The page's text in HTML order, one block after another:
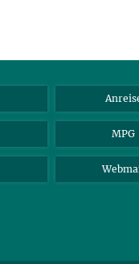
MPG